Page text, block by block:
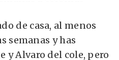
de casa, al menos
semanas y has
y Alvaro del cole, pero